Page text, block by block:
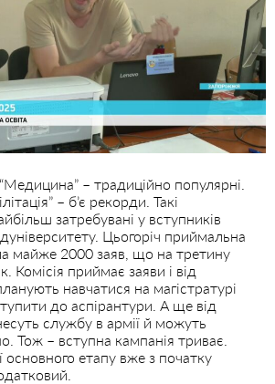
– традиційно популярні.
– б’є рекорди. Такі
затребувані у вступників
Цьогоріч приймальна
майже 2000 заяв, що на третину
Комісія приймає заяви і від
навчатися на магістратурі
до аспірантури. А ще від
службу в армії й можуть
Тож – вступна кампанія триває.
основного етапу вже з початку